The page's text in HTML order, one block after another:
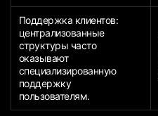
Поддержка клиентов:
централизованные
структуры часто
оказывают
специализированную
поддержку
пользователям.